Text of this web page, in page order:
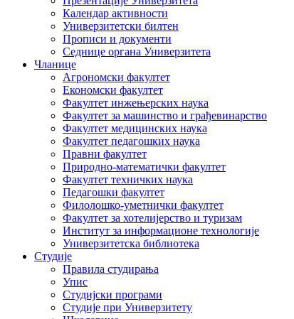
Календар активности
Универзитетски билтен
Прописи и документи
Седнице органа Универзитета
Чланице
Агрономски факултет
Економски факултет
Факултет инжењерских наука
Факултет за машинство и грађевинарство
Факултет медицинских наука
Факултет педагошких наука
Правни факултет
Природно-математички факултет
Факултет техничких наука
Педагошки факултет
Филолошко-уметнички факултет
Факултет за хотелијерство и туризам
Институт за информационе технологије
Универзитетска библиотека
Студије
Правила студирања
Упис
Студијски програми
Студије при Универзитету